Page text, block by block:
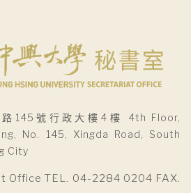
145號行政大樓4樓 4th Floor,
No. 145, Xingda Road, South
City
TEL. 04-2284 0204 FAX.